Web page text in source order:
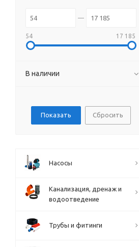
54 17 185
В наличии
Сбросить
Насосы
Канализация, дренаж и
водоотведение
Трубы и фитинги